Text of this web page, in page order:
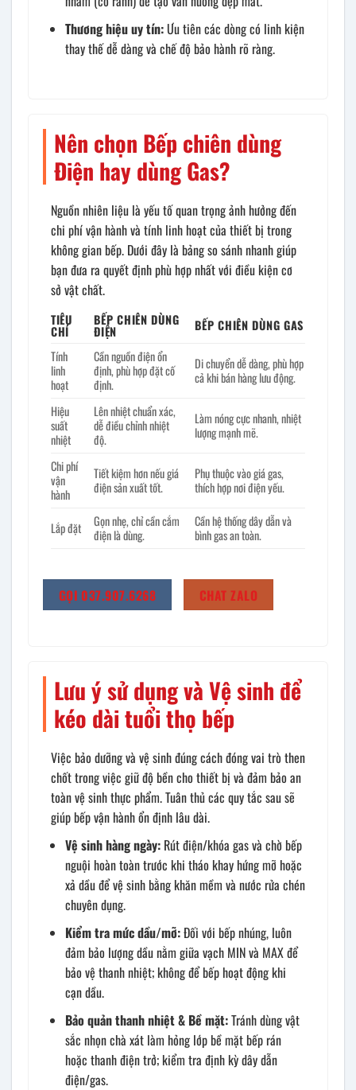
Thương hiệu uy tín: Ưu tiên các dòng có linh kiện
thay thế dễ dàng và chế độ bảo hành rõ ràng.
Nên chọn Bếp chiên dùng
Điện hay dùng Gas?
Nguồn nhiên liệu là yếu tố quan trọng ảnh hưởng đến
chi phí vận hành và tính linh hoạt của thiết bị trong
không gian bếp. Dưới đây là bảng so sánh nhanh giúp
bạn đưa ra quyết định phù hợp nhất với điều kiện cơ
sở vật chất.
TIÊU
CHÍ
BẾP CHIÊN DÙNG
ĐIỆN
BẾP CHIÊN DÙNG GAS
Tính
linh
hoạt
Cần nguồn điện ổn
định, phù hợp đặt cố
định.
Di chuyển dễ dàng, phù hợp
cả khi bán hàng lưu động.
Hiệu
suất
nhiệt
Lên nhiệt chuẩn xác,
dễ điều chỉnh nhiệt
độ.
Làm nóng cực nhanh, nhiệt
lượng mạnh mẽ.
Chi phí
vận
hành
Tiết kiệm hơn nếu giá
điện sản xuất tốt.
Phụ thuộc vào giá gas,
thích hợp nơi điện yếu.
Lắp đặt
Gọn nhẹ, chỉ cần cắm
điện là dùng.
Cần hệ thống dây dẫn và
bình gas an toàn.
GỌI 037.907.6268 CHAT ZALO
Lưu ý sử dụng và Vệ sinh để
kéo dài tuổi thọ bếp
Việc bảo dưỡng và vệ sinh đúng cách đóng vai trò then
chốt trong việc giữ độ bền cho thiết bị và đảm bảo an
toàn vệ sinh thực phẩm. Tuân thủ các quy tắc sau sẽ
giúp bếp vận hành ổn định lâu dài.
Vệ sinh hàng ngày: Rút điện/khóa gas và chờ bếp
nguội hoàn toàn trước khi tháo khay hứng mỡ hoặc
xả dầu để vệ sinh bằng khăn mềm và nước rửa chén
chuyên dụng.
Kiểm tra mức dầu/mỡ:Đối với bếp nhúng, luôn
đảm bảo lượng dầu nằm giữa vạch MIN và MAX để
bảo vệ thanh nhiệt; không để bếp hoạt động khi
cạn dầu.
Bảo quản thanh nhiệt & Bề mặt:Tránh dùng vật
sắc nhọn chà xát làm hỏng lớp bề mặt bếp rán
hoặc thanh điện trở; kiểm tra định kỳ dây dẫn
điện/gas.